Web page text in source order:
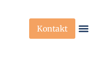
Kontakt